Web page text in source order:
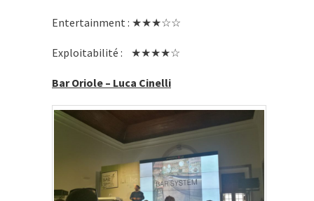
Entertainment : ★★★☆☆
Exploitabilité : ★★★★☆
Bar Oriole – Luca Cinelli